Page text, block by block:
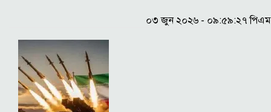
০৩ জুন ২০২৬ - ০৯:৫৯:২৭ পিএম